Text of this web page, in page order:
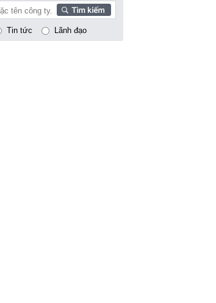
Tin tức Lãnh đạo